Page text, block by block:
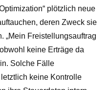
plötzlich neue
deren Zweck sie
„Mein Freistellungsauftrag
keine Erträge da
Solche Fälle
keine Kontrolle